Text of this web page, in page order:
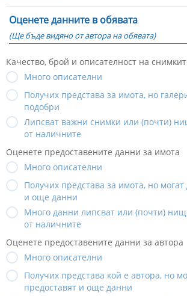
Оценете данните в обявата
(Ще бъде видяно от автора на обявата)
Качество, брой и описателност на
Много описателни
Получих представа за имота, но
подобри
Липсват важни снимки или (почти)
от наличните
Оценете предоставените данни за имота
Много описателни
Получих представа за имота, но могат
и още данни
Много данни липсват или (почти)
от наличните
Оценете предоставените данни за автора
Много описателни
Получих представа кой е автора, но
предоставят и още данни